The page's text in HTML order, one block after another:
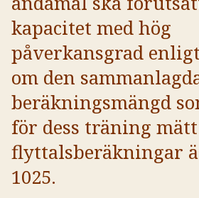
kapacitet med hög
påverkansgrad
om den
beräkningsmängd
för dess träning
flyttalsberäkningar
1025.